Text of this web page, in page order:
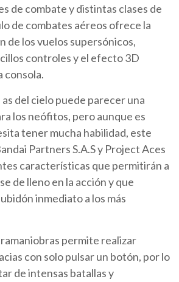
de combate y distintas clases de
de combates aéreos ofrece la
de los vuelos supersónicos,
controles y el efecto 3D
consola.
del cielo puede parecer una
los neófitos, pero aunque es
tener mucha habilidad, este
Partners S.A.S y Project Aces
características que permitirán a
de lleno en la acción y que
inmediato a los más
permite realizar
con solo pulsar un botón, por lo
de intensas batallas y